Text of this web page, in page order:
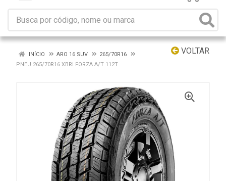
VOLTAR
INÍCIO ARO 16 SUV
265/70R16
PNEU 265/70R16 XBRI FORZA A/T 112T